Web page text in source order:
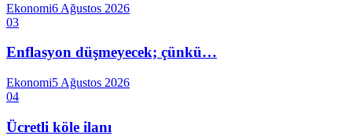
Ekonomi6 Ağustos 2026
03
Enflasyon düşmeyecek; çünkü…
Ekonomi5 Ağustos 2026
04
Ücretli köle ilanı